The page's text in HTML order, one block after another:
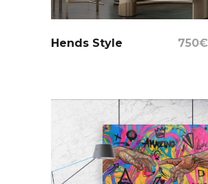
Select Options
Hends Style 750€